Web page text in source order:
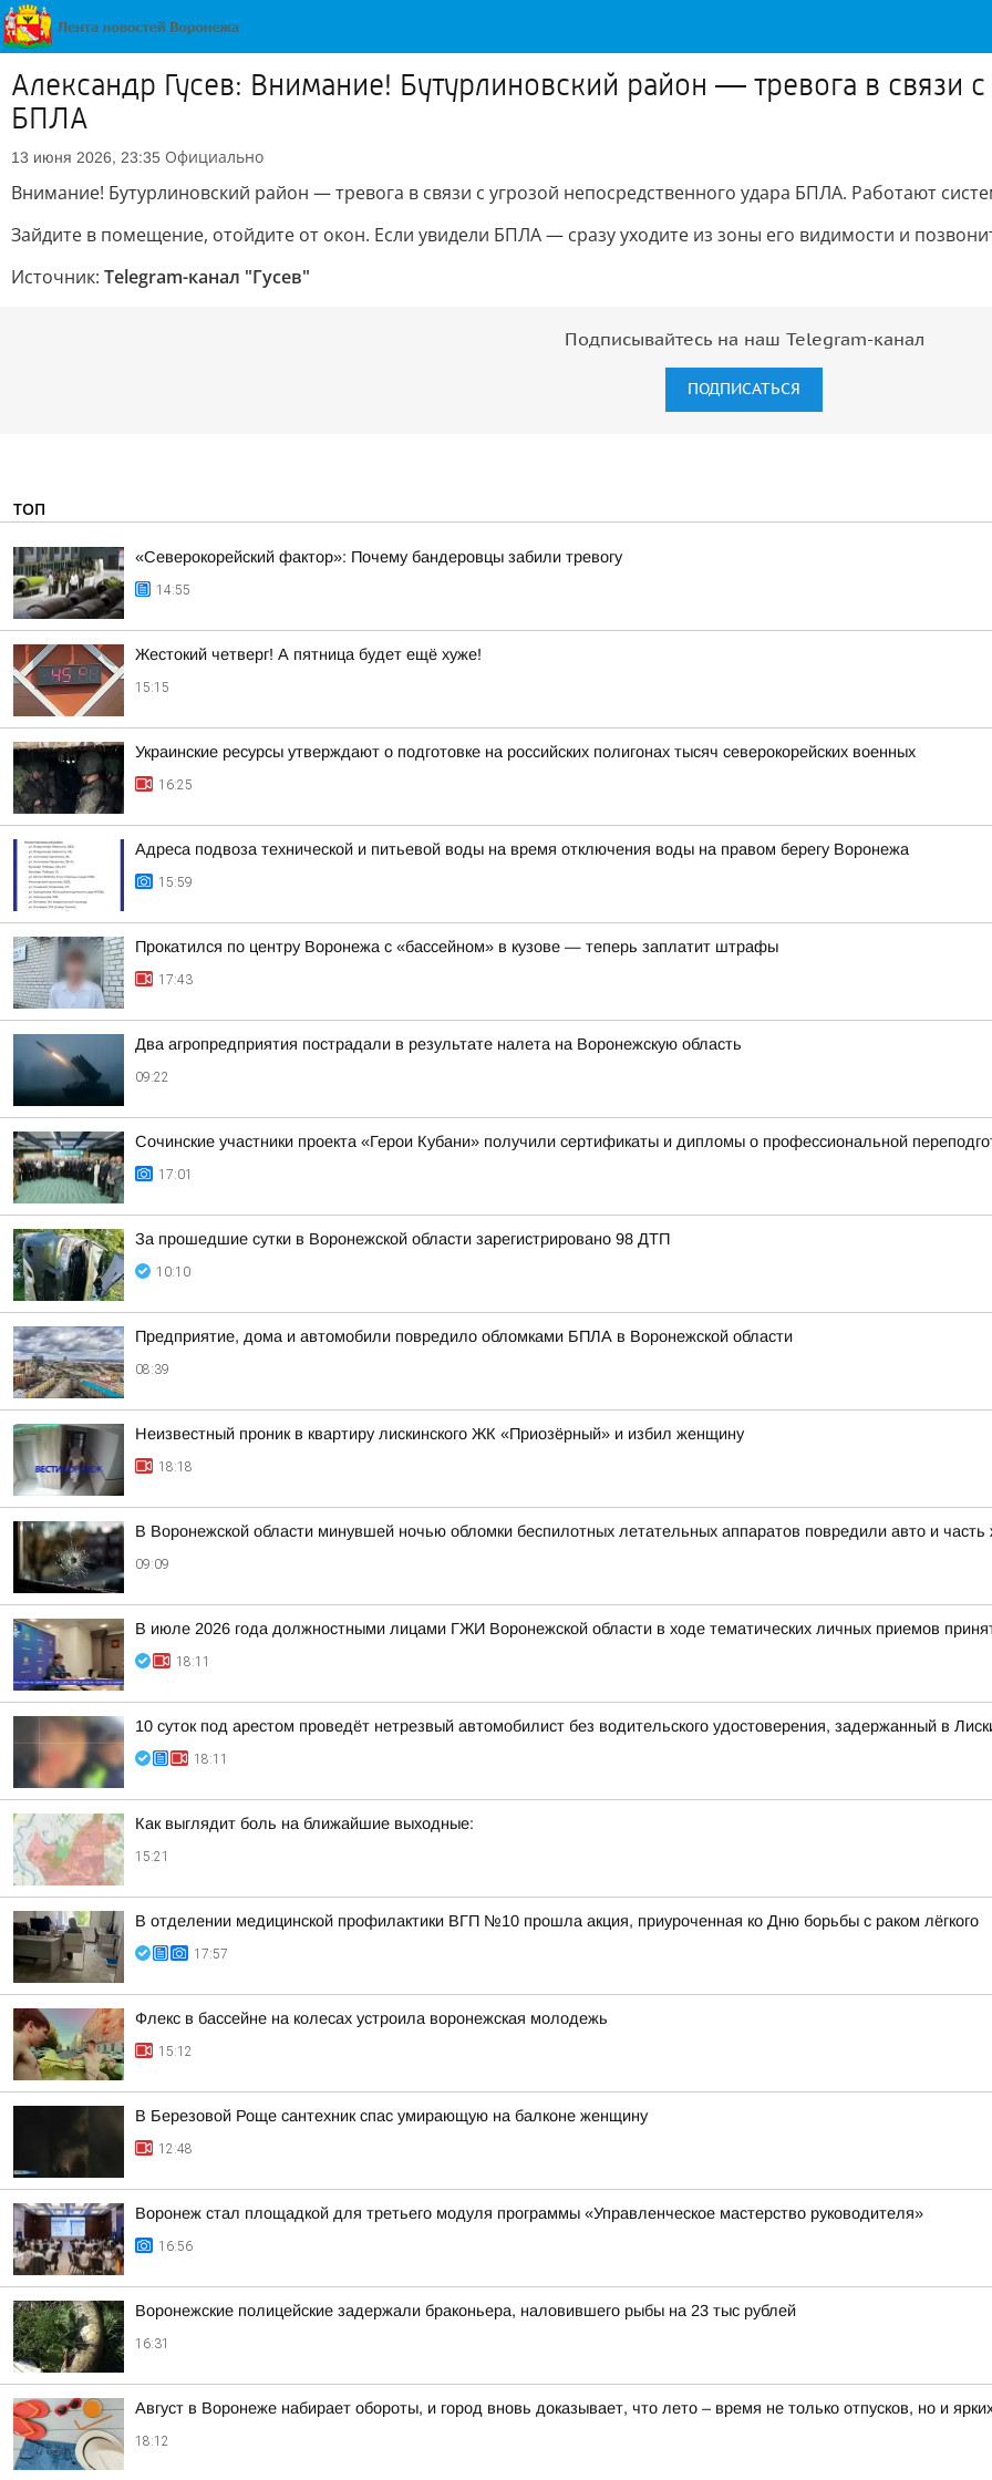
Александр Гусев: Внимание! Бутурлиновский район — тревога в связи
БПЛА
13 июня 2026, 23:35 Официально
Внимание! Бутурлиновский район — тревога в связи с угрозой непосредственного удара БПЛА. Работают
Зайдите в помещение, отойдите от окон. Если увидели БПЛА — сразу уходите из зоны его видимости и
Источник: Telegram-канал "Гусев"
Подписывайтесь на наш Telegram-канал
ПОДПИСАТЬСЯ
ТОП
«Северокорейский фактор»: Почему бандеровцы забили тревогу
14:55
Жестокий четверг! А пятница будет ещё хуже!
15:15
Украинские ресурсы утверждают о подготовке на российских полигонах тысяч северокорейских военных
16:25
Адреса подвоза технической и питьевой воды на время отключения воды на правом берегу Воронежа
15:59
Прокатился по центру Воронежа с «бассейном» в кузове — теперь заплатит штрафы
17:43
Два агропредприятия пострадали в результате налета на Воронежскую область
09:22
Сочинские участники проекта «Герои Кубани» получили сертификаты и дипломы о профессиональной
17:01
За прошедшие сутки в Воронежской области зарегистрировано 98 ДТП
10:10
Предприятие, дома и автомобили повредило обломками БПЛА в Воронежской области
08:39
Неизвестный проник в квартиру лискинского ЖК «Приозёрный» и избил женщину
18:18
В Воронежской области минувшей ночью обломки беспилотных летательных аппаратов повредили авто и
09:09
В июле 2026 года должностными лицами ГЖИ Воронежской области в ходе тематических личных приемов
18:11
10 суток под арестом проведёт нетрезвый автомобилист без водительского удостоверения, задержанный в
18:11
Как выглядит боль на ближайшие выходные:
15:21
В отделении медицинской профилактики ВГП №10 прошла акция, приуроченная ко Дню борьбы с раком лёгкого
17:57
Флекс в бассейне на колесах устроила воронежская молодежь
15:12
В Березовой Роще сантехник спас умирающую на балконе женщину
12:48
Воронеж стал площадкой для третьего модуля программы «Управленческое мастерство руководителя»
16:56
Воронежские полицейские задержали браконьера, наловившего рыбы на 23 тыс рублей
16:31
Август в Воронеже набирает обороты, и город вновь доказывает, что лето – время не только отпусков, но и
18:12